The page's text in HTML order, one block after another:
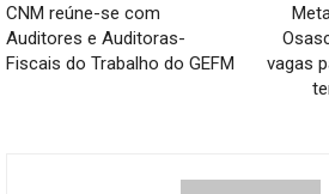
CNM reúne-se com
Auditores e Auditoras-
Fiscais do Trabalho do GEFM
vagas